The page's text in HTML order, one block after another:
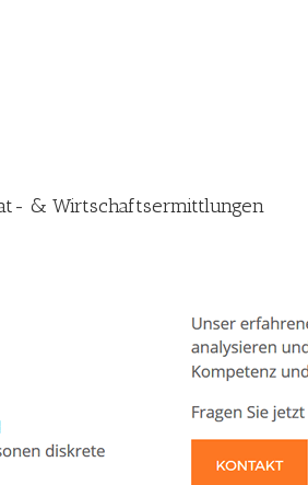
& Wirtschaftsermittlungen